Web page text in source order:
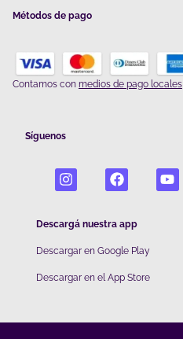
Métodos de pago
Contamos con medios de pago locales
Síguenos
Descargá nuestra app
Descargar en Google Play
Descargar en el App Store